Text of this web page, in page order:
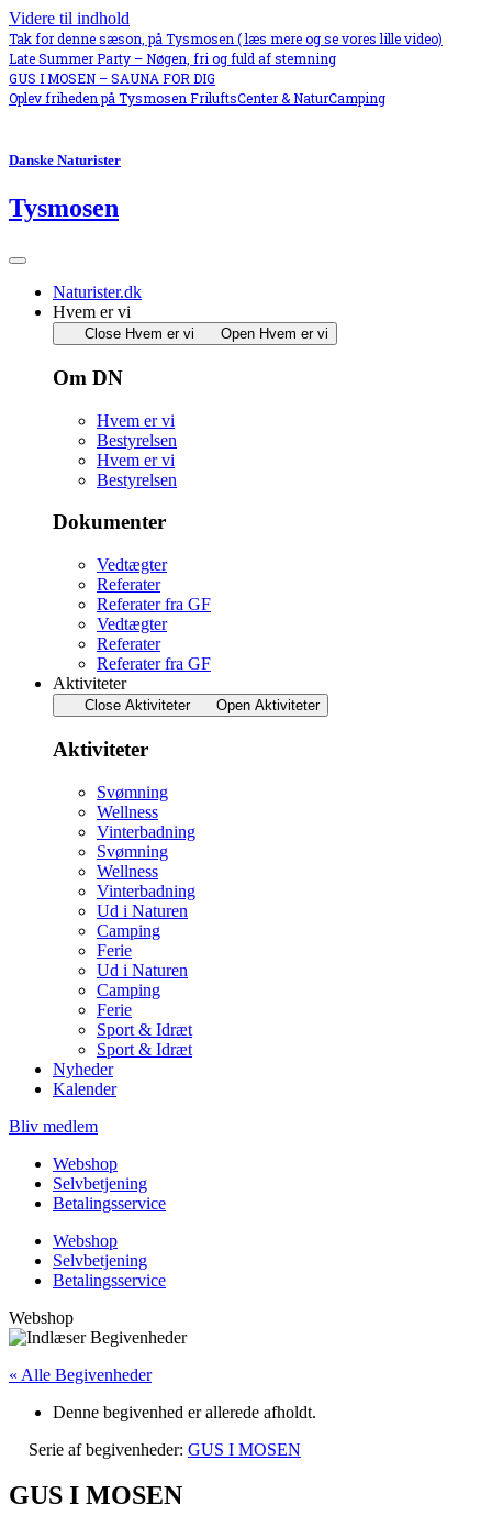
Videre til indhold
Tak for denne sæson, på Tysmosen ( læs mere og se vores lille video)
Late Summer Party – Nøgen, fri og fuld af stemning
GUS I MOSEN – SAUNA FOR DIG
Oplev friheden på Tysmosen FriluftsCenter & NaturCamping
Danske Naturister
Tysmosen
Naturister.dk
Hvem er vi
Close Hvem er vi Open Hvem er vi
Om DN
Hvem er vi
Bestyrelsen
Hvem er vi
Bestyrelsen
Dokumenter
Vedtægter
Referater
Referater fra GF
Vedtægter
Referater
Referater fra GF
Aktiviteter
Close Aktiviteter Open Aktiviteter
Aktiviteter
Svømning
Wellness
Vinterbadning
Svømning
Wellness
Vinterbadning
Ud i Naturen
Camping
Ferie
Ud i Naturen
Camping
Ferie
Sport & Idræt
Sport & Idræt
Nyheder
Kalender
Bliv medlem
Webshop
Selvbetjening
Betalingsservice
Webshop
Selvbetjening
Betalingsservice
Webshop
« Alle Begivenheder
Denne begivenhed er allerede afholdt.
Serie af begivenheder: GUS I MOSEN
GUS I MOSEN